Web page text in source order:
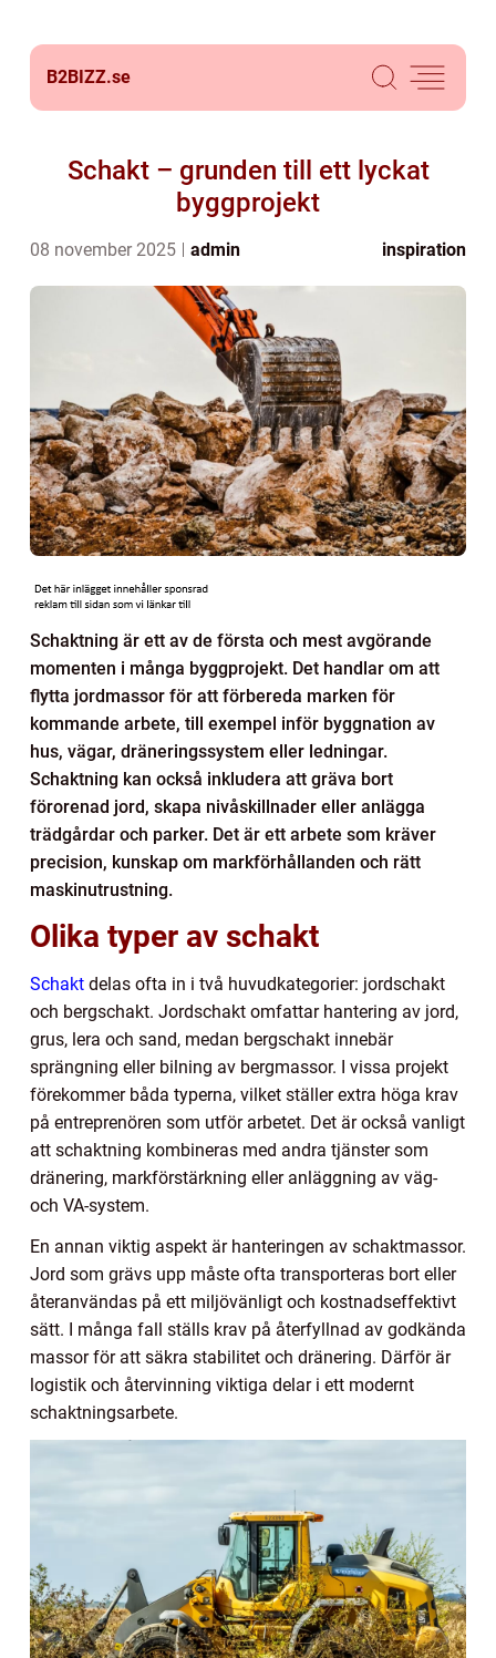
B2BIZZ.se
Schakt – grunden till ett lyckat
byggprojekt
08 november 2025 admin inspiration
Schaktning är ett av de första och mest avgörande
momenten i många byggprojekt. Det handlar om att
flytta jordmassor för att förbereda marken för
kommande arbete, till exempel inför byggnation av
hus, vägar, dräneringssystem eller ledningar.
Schaktning kan också inkludera att gräva bort
förorenad jord, skapa nivåskillnader eller anlägga
trädgårdar och parker. Det är ett arbete som kräver
precision, kunskap om markförhållanden och rätt
maskinutrustning.
Olika typer av schakt
Schakt delas ofta in i två huvudkategorier: jordschakt
och bergschakt. Jordschakt omfattar hantering av jord,
grus, lera och sand, medan bergschakt innebär
sprängning eller bilning av bergmassor. I vissa projekt
förekommer båda typerna, vilket ställer extra höga krav
på entreprenören som utför arbetet. Det är också vanligt
att schaktning kombineras med andra tjänster som
dränering, markförstärkning eller anläggning av väg-
och VA-system.
En annan viktig aspekt är hanteringen av schaktmassor.
Jord som grävs upp måste ofta transporteras bort eller
återanvändas på ett miljövänligt och kostnadseffektivt
sätt. I många fall ställs krav på återfyllnad av godkända
massor för att säkra stabilitet och dränering. Därför är
logistik och återvinning viktiga delar i ett modernt
schaktningsarbete.